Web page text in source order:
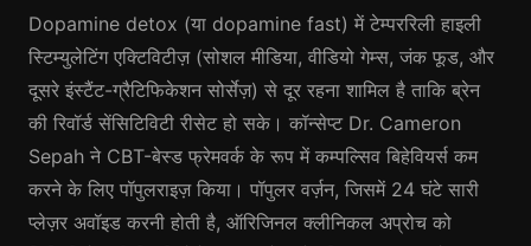
Dopamine detox (या dopamine fast) में टेम्पररिली हाइली
स्टिम्युलेटिंग एक्टिविटीज़ (सोशल मीडिया, वीडियो गेम्स, जंक फूड, और
दूसरे इंस्टैंट-ग्रैटिफिकेशन सोर्सेज़) से दूर रहना शामिल है ताकि ब्रेन
की रिवॉर्ड सेंसिटिविटी रीसेट हो सके। कॉन्सेप्ट Dr. Cameron
Sepah ने CBT-बेस्ड फ्रेमवर्क के रूप में कम्पल्सिव बिहेवियर्स कम
करने के लिए पॉपुलराइज़ किया। पॉपुलर वर्ज़न, जिसमें 24 घंटे सारी
प्लेज़र अवॉइड करनी होती है, ऑरिजिनल क्लीनिकल अप्रोच को